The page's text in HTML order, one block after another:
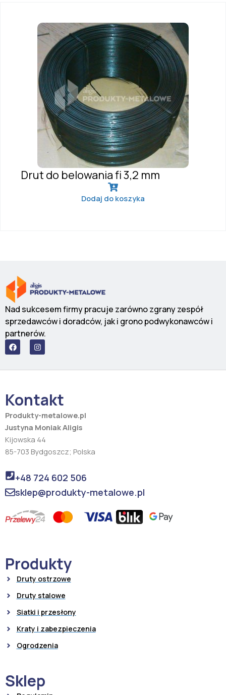
Drut do belowania fi 3,2 mm
Dodaj do koszyka
Nad sukcesem firmy pracuje zarówno zgrany zespół
sprzedawców i doradców, jak i grono podwykonawców i
partnerów.
F
a
c
b
k
I
n
s
a
a
m
Kontakt
Produkty-metalowe.pl
Justyna Moniak Aligis
Kijowska 44
85-703 Bydgoszcz; Polska
+48 724 602 506
sklep@produkty-metalowe.pl
Produkty
Druty ostrzowe
Druty stalowe
Siatki i przesłony
Kraty i zabezpieczenia
Ogrodzenia
Sklep